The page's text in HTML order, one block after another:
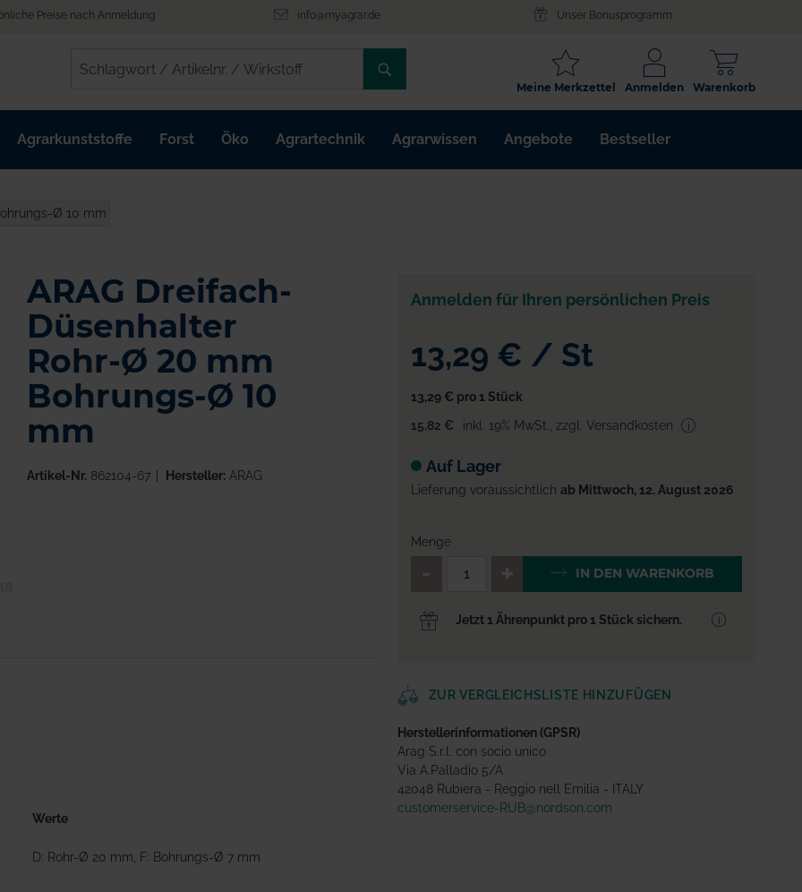
Preise nach Anmeldung info@myagrar.de Unser Bonusprogramm
/
ARTIKELNR.
/
Warenkorb
Anmelden
Meine Merkzettel
Agrarkunststoffe Forst Öko Agrartechnik Agrarwissen Angebote Bestseller
Ø 10 mm
ARAG Dreifach-
Düsenhalter
Rohr-Ø 20 mm
Bohrungs-Ø 10
mm
Artikel-Nr. 862104-67 Hersteller:ARAG
Werte
D: Rohr-Ø 20 mm, F: Bohrungs-Ø 7 mm
Anmelden für Ihren persönlichen Preis
13,29 € / St
13,29 € pro 1 Stück
15,82 €
inkl. 19% MwSt. zzgl. Versandkosten
Auf Lager
Lieferung voraussichtlich ab Mittwoch, 12. August 2026
Menge
QTY_CONTROL_DECREASE
IN DEN WARENKORB
Jetzt 1 Ährenpunkt pro 1 Stück sichern.
ZUR VERGLEICHSLISTE HINZUFÜGEN
Herstellerinformationen (GPSR)
Arag S.r.l. con socio unico
Via A.Palladio 5/A
42048 Rubiera - Reggio nell Emilia - ITALY
customerservice-RUB@nordson.com